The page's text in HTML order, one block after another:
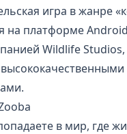
игра в жанре
на платформе
Wildlife Studios,
в мир, где